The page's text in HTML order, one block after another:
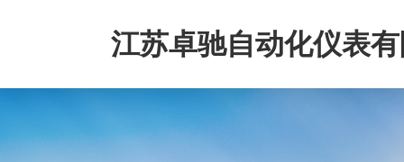
江苏卓驰自动化仪表